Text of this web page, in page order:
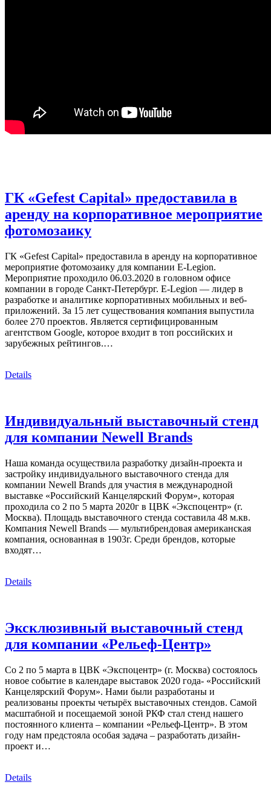
ГК «Gefest Capital» предоставила в
аренду на корпоративное мероприятие
фотомозаику
ГК «Gefest Capital» предоставила в аренду на корпоративное
мероприятие фотомозаику для компании E-Legion.
Мероприятие проходило 06.03.2020 в головном офисе
компании в городе Санкт-Петербург. E-Legion — лидер в
разработке и аналитике корпоративных мобильных и веб-
приложений. За 15 лет существования компания выпустила
более 270 проектов. Является сертифицированным
агентством Google, которое входит в топ российских и
зарубежных рейтингов.…
Details
Индивидуальный выставочный стенд
для компании Newell Brands
Наша команда осуществила разработку дизайн-проекта и
застройку индивидуального выставочного стенда для
компании Newell Brands для участия в международной
выставке «Российский Канцелярский Форум», которая
проходила со 2 по 5 марта 2020г в ЦВК «Экспоцентр» (г.
Москва). Площадь выставочного стенда составила 48 м.кв.
Компания Newell Brands — мультибрендовая американская
компания, основанная в 1903г. Среди брендов, которые
входят…
Details
Эксклюзивный выставочный стенд
для компании «Рельеф-Центр»
Со 2 по 5 марта в ЦВК «Экспоцентр» (г. Москва) состоялось
новое событие в календаре выставок 2020 года- «Российский
Канцелярский Форум». Нами были разработаны и
реализованы проекты четырёх выставочных стендов. Самой
масштабной и посещаемой зоной РКФ стал стенд нашего
постоянного клиента – компании «Рельеф-Центр». В этом
году нам предстояла особая задача – разработать дизайн-
проект и…
Details